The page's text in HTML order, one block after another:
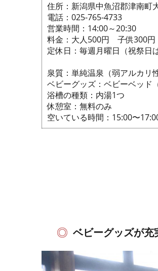
住所：新潟県中魚沼郡津南町
電話：025-765-4733
営業時間：14:00～20:30
料金：大人500円 子供300
定休日：毎週月曜日（祝祭日
泉質：単純温泉（弱アルカリ性
ベビーグッズ：ベビーベッド
浴槽の種類：内湯1つ
休憩室：無料のみ
空いている時間：15:00〜
ベビーグッズが